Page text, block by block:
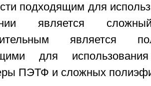
подходящим для
является
является
для
ПЭТФ и сложных